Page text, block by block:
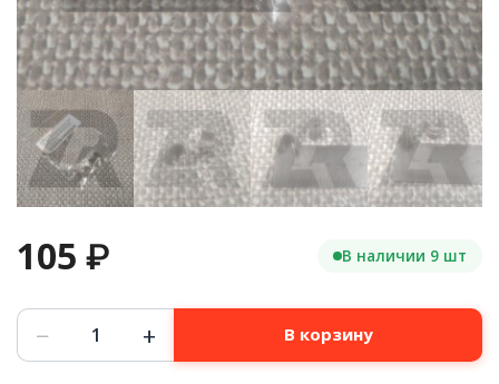
105 ₽ В наличии 9 шт
Количество
товара
Бушинг
− + В корзину